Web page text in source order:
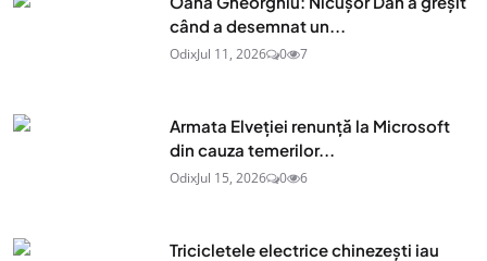
când a desemnat un...
OdixJul 11, 2026 0 7
Armata Elveției renunță la Microsoft
din cauza temerilor...
OdixJul 15, 2026 0 6
Tricicletele electrice chinezești iau